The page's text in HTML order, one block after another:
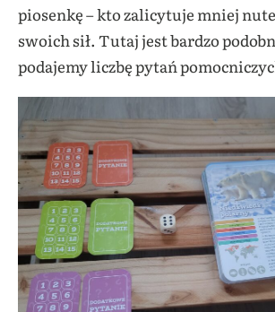
piosenkę – kto zalicytuje mniej
swoich sił. Tutaj jest bardzo
podajemy liczbę pytań